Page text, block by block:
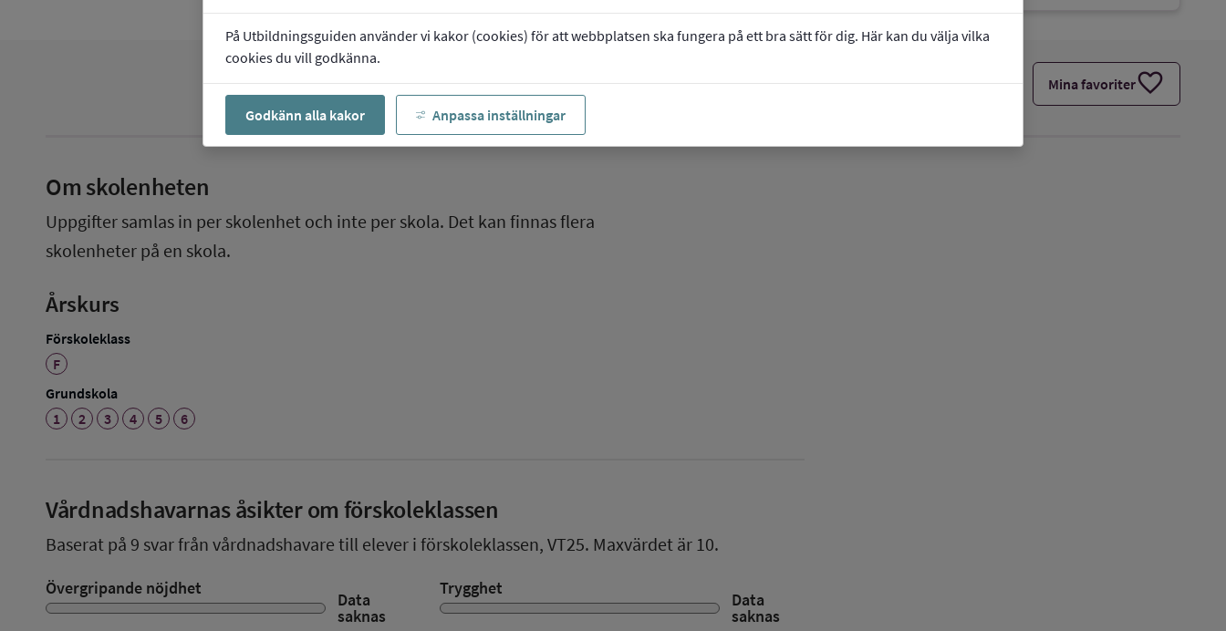
På Utbildningsguiden använder vi kakor (cookies) för att webbplatsen ska fungera på ett bra sätt för dig. Här kan du välja vilka
cookies du vill godkänna.
Godkänn alla kakor Anpassa inställningar
Mina favoriterfavorite
Om skolenheten
Uppgifter samlas in per skolenhet och inte per skola. Det kan finnas flera
skolenheter på en skola.
Årskurs
Förskoleklass
F
Grundskola
1
2 3 4 5 6
Vårdnadshavarnas åsikter om förskoleklassen
Baserat på 9 svar från vårdnadshavare till elever i förskoleklassen, VT25. Maxvärdet är 10.
Övergripande nöjdhet
Data
saknas
Trygghet
Data
saknas